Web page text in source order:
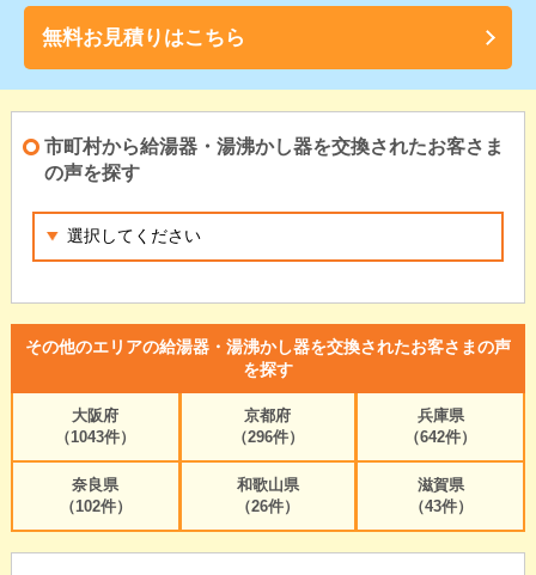
無料お見積りはこちら
市町村から給湯器・湯沸かし器を交換されたお客さま
の声を探す
その他のエリアの給湯器・湯沸かし器を交換されたお客さまの声
を探す
大阪府
（1043件）
京都府
（296件）
兵庫県
（642件）
奈良県
（102件）
和歌山県
（26件）
滋賀県
（43件）